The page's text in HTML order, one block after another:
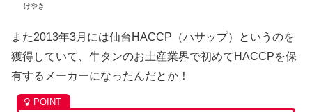
けやき
また2013年3月には仙台HACCP（ハサップ）というのを
獲得していて、牛タンのお土産業界で初めてHACCPを保
有するメーカーになったんだとか！